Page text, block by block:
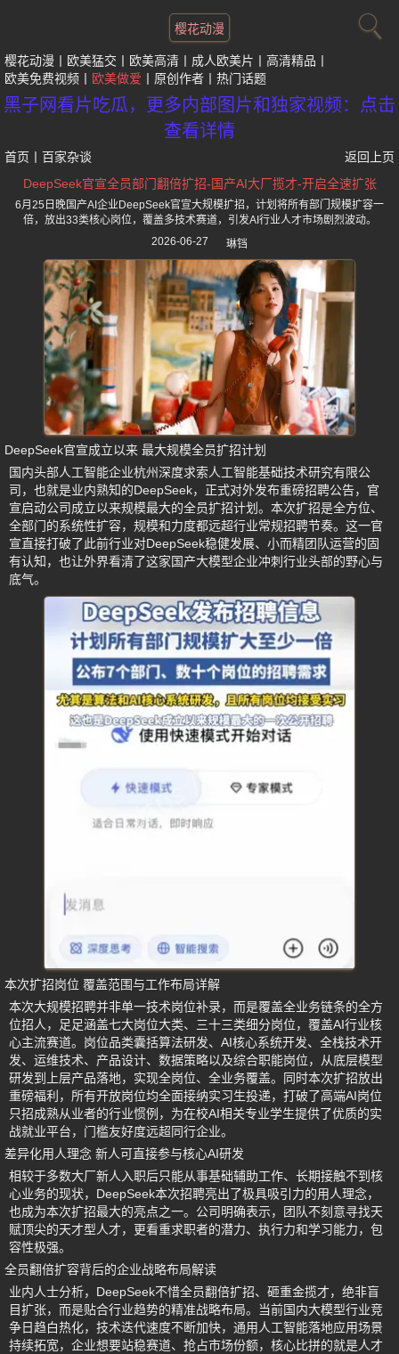
樱花动漫
樱花动漫 欧美猛交 欧美高清 成人欧美片
高清精品
欧美免费视频
欧美做爱 原创作者 热门话题
黑子网看片吃瓜，更多内部图片和独家视频：点击
查看详情
首页 百家杂谈
返回上页
DeepSeek官宣全员部门翻倍扩招-国产AI大厂揽才-开启全速扩张
6月25日晚国产AI企业DeepSeek官宣大规模扩招，计划将所有部门规模扩容一
倍，放出33类核心岗位，覆盖多技术赛道，引发AI行业人才市场剧烈波动。
2026-06-27
琳铛
DeepSeek官宣成立以来 最大规模全员扩招计划
国内头部人工智能企业杭州深度求索人工智能基础技术研究有限公
司，也就是业内熟知的DeepSeek，正式对外发布重磅招聘公告，官
宣启动公司成立以来规模最大的全员扩招计划。本次扩招是全方位、
全部门的系统性扩容，规模和力度都远超行业常规招聘节奏。这一官
宣直接打破了此前行业对DeepSeek稳健发展、小而精团队运营的固
有认知，也让外界看清了这家国产大模型企业冲刺行业头部的野心与
底气。
本次扩招岗位 覆盖范围与工作布局详解
本次大规模招聘并非单一技术岗位补录，而是覆盖全业务链条的全方
位招人，足足涵盖七大岗位大类、三十三类细分岗位，覆盖AI行业核
心主流赛道。岗位品类囊括算法研发、AI核心系统开发、全栈技术开
发、运维技术、产品设计、数据策略以及综合职能岗位，从底层模型
研发到上层产品落地，实现全岗位、全业务覆盖。同时本次扩招放出
重磅福利，所有开放岗位均全面接纳实习生投递，打破了高端AI岗位
只招成熟从业者的行业惯例，为在校AI相关专业学生提供了优质的实
战就业平台，门槛友好度远超同行企业。
差异化用人理念 新人可直接参与核心AI研发
相较于多数大厂新人入职后只能从事基础辅助工作、长期接触不到核
心业务的现状，DeepSeek本次招聘亮出了极具吸引力的用人理念，
也成为本次扩招最大的亮点之一。公司明确表示，团队不刻意寻找天
赋顶尖的天才型人才，更看重求职者的潜力、执行力和学习能力，包
容性极强。
全员翻倍扩容背后的企业战略布局解读
业内人士分析，DeepSeek不惜全员翻倍扩招、砸重金揽才，绝非盲
目扩张，而是贴合行业趋势的精准战略布局。当前国内大模型行业竞
争日趋白热化，技术迭代速度不断加快，通用人工智能落地应用场景
持续拓宽，企业想要站稳赛道、抢占市场份额，核心比拼的就是人才